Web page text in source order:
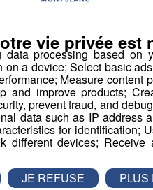
ont été contrôlées
2021.
même période.
Partager sur Twitter
processing based on
on a device; Select basic
Measure content
and improve products;
prevent fraud, and
data such as IP address
for identification;
different devices; Receive
vie privée est
JE REFUSE PLUS